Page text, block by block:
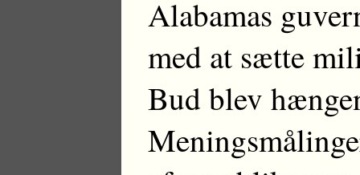
Alabamas
med at sætte
Bud blev